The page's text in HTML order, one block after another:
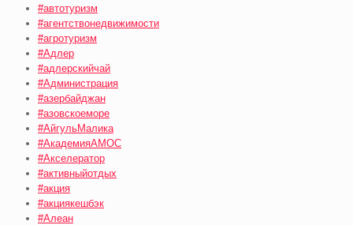
#автотуризм
#агентствонедвижимости
#агротуризм
#Адлер
#адлерскийчай
#Администрация
#азербайджан
#азовскоеморе
#АйгульМалика
#АкадемияАМОС
#Акселератор
#активныйотдых
#акция
#акциякешбэк
#Алеан